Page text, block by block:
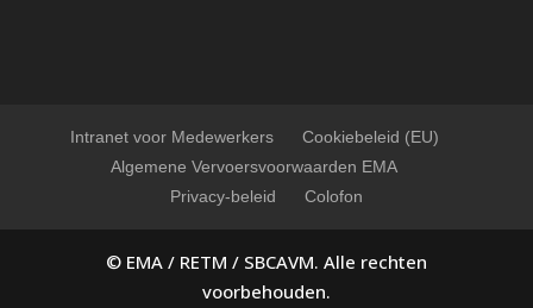
Intranet voor Medewerkers
Cookiebeleid (EU)
Algemene Vervoersvoorwaarden EMA
Privacy-beleid
Colofon
© EMA / RETM / SBCAVM. Alle rechten
voorbehouden.